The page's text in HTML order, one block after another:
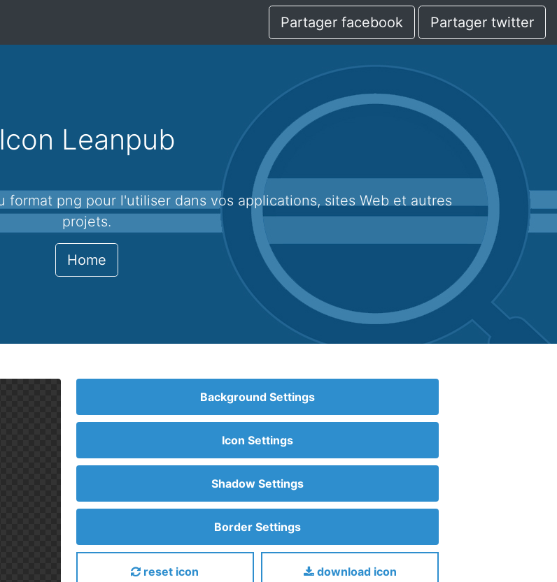
Partager facebook Partager twitter
Icon Leanpub
projets.
Home
Background Settings
Icon Settings
Shadow Settings
Border Settings
reset icon download icon